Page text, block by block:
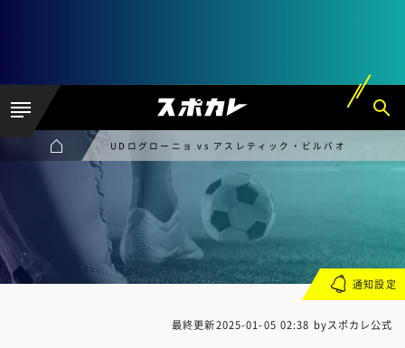
UDログローニョ vs アスレティック・ビルバオ
最終更新2025-01-05 02:38 byスポカレ公式
通知設定